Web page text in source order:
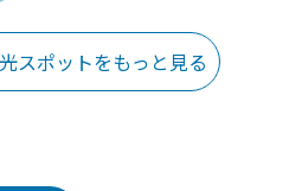
スポットをもっと見る